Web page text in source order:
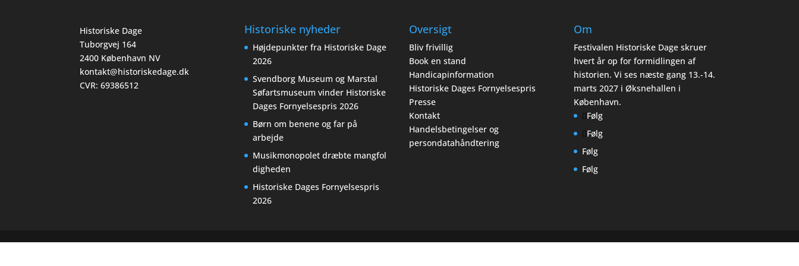
Historiske Dage
Tuborgvej 164
2400 København NV
kontakt@historiskedage.dk
CVR: 69386512
Historiske nyheder
Højdepunkter fra Historiske Dage
2026
Svendborg Museum og Marstal
Søfartsmuseum vinder Historiske
Dages Fornyelsespris 2026
Børn om benene og far på
arbejde
Musikmonopolet dræbte mangfol
digheden
Historiske Dages Fornyelsespris
2026
Oversigt
Bliv frivillig
Book en stand
Handicapinformation
Historiske Dages Fornyelsespris
Presse
Kontakt
Handelsbetingelser og
persondatahåndtering
Om
Festivalen Historiske Dage skruer
hvert år op for formidlingen af
historien. Vi ses næste gang 13.-14.
marts 2027 i Øksnehallen i
København.
Følg
Følg
Følg
Følg